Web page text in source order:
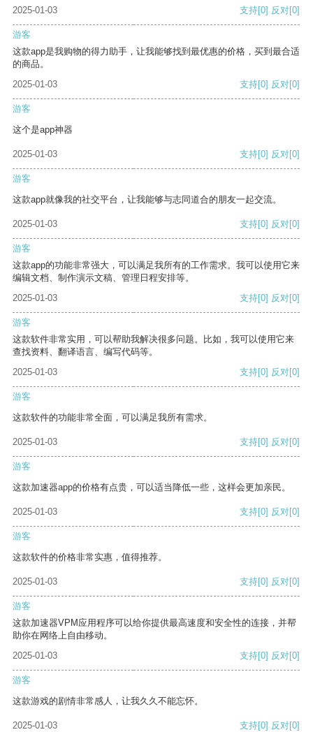
2025-01-03 支持[0] 反对[0]
游客
这款app是我购物的得力助手，让我能够找到最优惠的价格，买到最合适
的商品。
2025-01-03
支持[0] 反对[0]
游客
这个是app神器
2025-01-03 支持[0] 反对[0]
游客
这款app就像我的社交平台，让我能够与志同道合的朋友一起交流。
2025-01-03 支持[0] 反对[0]
游客
这款app的功能非常强大，可以满足我所有的工作需求。我可以使用它来
编辑文档、制作演示文稿、管理日程安排等。
2025-01-03
支持[0] 反对[0]
游客
这款软件非常实用，可以帮助我解决很多问题。比如，我可以使用它来
查找资料、翻译语言、编写代码等。
2025-01-03
支持[0] 反对[0]
游客
这款软件的功能非常全面，可以满足我所有需求。
2025-01-03 支持[0] 反对[0]
游客
这款加速器app的价格有点贵，可以适当降低一些，这样会更加亲民。
2025-01-03 支持[0] 反对[0]
游客
这款软件的价格非常实惠，值得推荐。
2025-01-03 支持[0] 反对[0]
游客
这款加速器VPM应用程序可以给你提供最高速度和安全性的连接，并帮
助你在网络上自由移动。
2025-01-03
支持[0] 反对[0]
游客
这款游戏的剧情非常感人，让我久久不能忘怀。
2025-01-03 支持[0] 反对[0]